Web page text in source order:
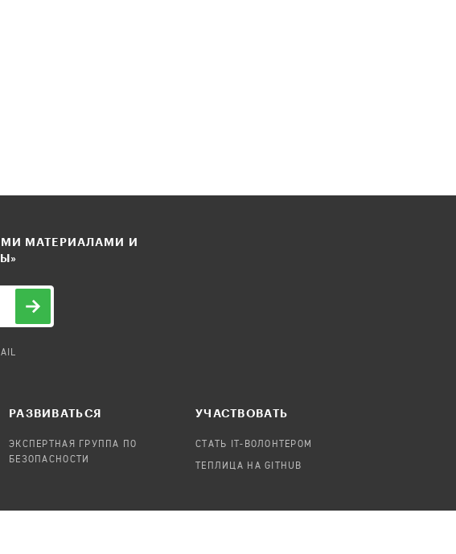
МАТЕРИАЛАМИ И
РАЗВИВАТЬСЯ
ЭКСПЕРТНАЯ ГРУППА ПО
БЕЗОПАСНОСТИ
УЧАСТВОВАТЬ
СТАТЬ IT-ВОЛОНТЕРОМ
ТЕПЛИЦА НА GITHUB